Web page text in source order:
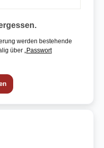
werden bestehende
über „Passwort